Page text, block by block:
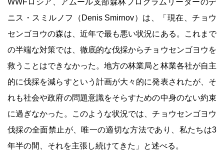
WWFロシア、アムール支部森林プログラムリーダーのデ
ニス・スミルノフ（Denis Smirnov）は、「現在、チョウ
センゴヨウの森は、近年で最も悪い状況にある。これまで
の半端な対策では、徹底的な伐採からチョウセンゴヨウを
救うことはできなかった。地方の林業局と林業各社が自主
的に伐採を減らすという計画が大々的に発表されたが、そ
れも社会や政府の問題意識をそらすための中身のない約束
に過ぎなかった。このような状況では、チョウセンゴヨウ
伐採の全面禁止が、唯一の適切な方法であり、私たちは3
年半の間、それを主張し続けてきた」と述べる。